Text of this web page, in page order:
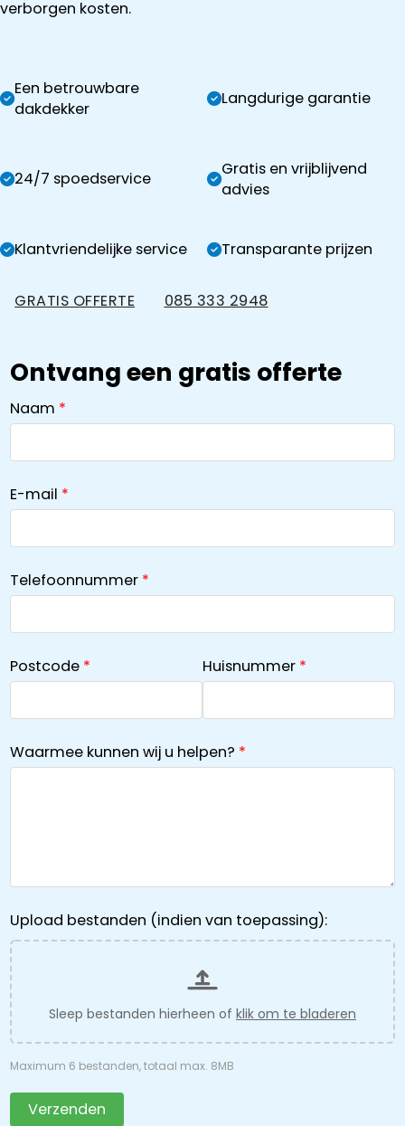
verborgen kosten.
Een betrouwbare
dakdekker
Langdurige garantie
24/7 spoedservice
Gratis en vrijblijvend
advies
Klantvriendelijke service Transparante prijzen
GRATIS OFFERTE 085 333 2948
Ontvang een gratis offerte
Naam
E-mail
Telefoonnummer
Postcode Huisnummer
Waarmee kunnen wij u helpen?
Upload bestanden (indien van toepassing):
Sleep bestanden hierheen of klik om te bladeren
Maximum 6 bestanden, totaal max. 8MB
Verzenden